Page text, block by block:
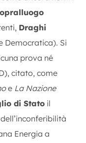
Draghi
Democratica). Si
prova né
citato, come
e La Nazione
di Stato il
Energia a